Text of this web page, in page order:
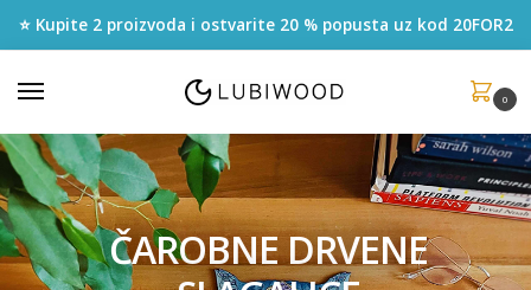
⭐ Kupite 2 proizvoda i ostvarite 20 % popusta uz kod 20FOR2
0
ČAROBNE DRVENE